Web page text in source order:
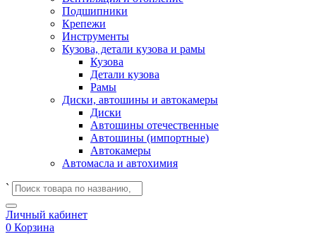
Подшипники
Крепежи
Инструменты
Кузова, детали кузова и рамы
Кузова
Детали кузова
Рамы
Диски, автошины и автокамеры
Диски
Автошины отечественные
Автошины (импортные)
Автокамеры
Автомасла и автохимия
`
Личный кабинет
0 Корзина